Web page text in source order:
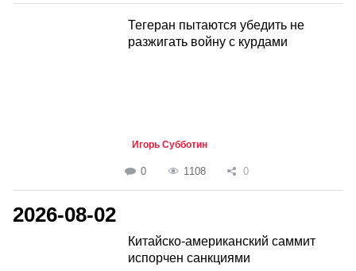
Тегеран пытаются убедить не
разжигать войну с курдами
Игорь Субботин
0 1108 0
2026-08-02
Китайско-американский саммит
испорчен санкциями